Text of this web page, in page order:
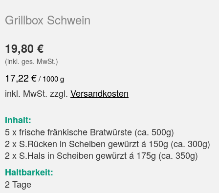
Grillbox Schwein
19,80 €
(inkl. ges. MwSt.)
17,22 €/ 1000g
inkl. MwSt. zzgl. Versandkosten
Inhalt:
5 x frische fränkische Bratwürste (ca. 500g)
2 x S.Rücken in Scheiben gewürzt á 150g (ca. 300g)
2 x S.Hals in Scheiben gewürzt á 175g (ca. 350g)
Haltbarkeit:
2 Tage